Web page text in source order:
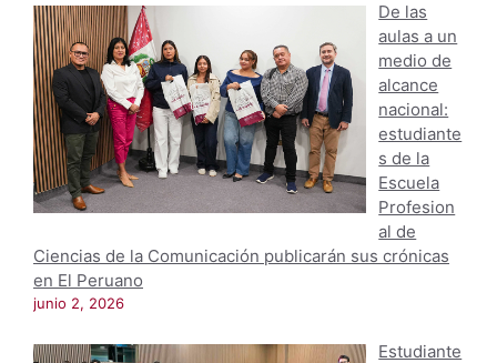
De las
aulas a un
medio de
alcance
nacional:
estudiante
s de la
Escuela
Profesion
al de
Ciencias de la Comunicación publicarán sus crónicas
en El Peruano
junio 2, 2026
Estudiante